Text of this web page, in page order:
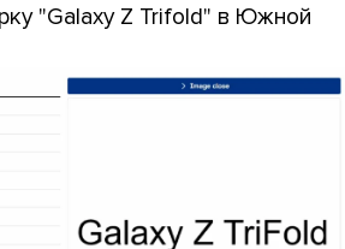
"Galaxy Z Trifold" в Южной